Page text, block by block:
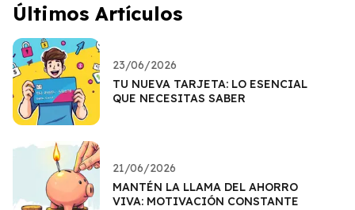
Últimos Artículos
23/06/2026
TU NUEVA TARJETA: LO ESENCIAL
QUE NECESITAS SABER
21/06/2026
MANTÉN LA LLAMA DEL AHORRO
VIVA: MOTIVACIÓN CONSTANTE